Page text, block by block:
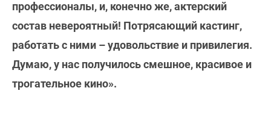
профессионалы, и, конечно же, актерский
состав невероятный! Потрясающий кастинг,
работать с ними – удовольствие и привилегия.
Думаю, у нас получилось смешное, красивое и
трогательное кино».